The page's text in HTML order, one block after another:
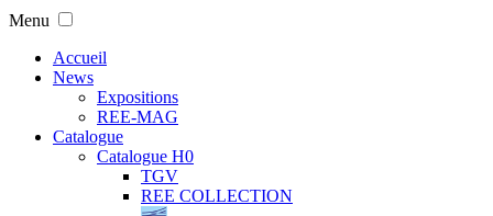
Menu
Accueil
News
Expositions
REE-MAG
Catalogue
Catalogue H0
TGV
REE COLLECTION